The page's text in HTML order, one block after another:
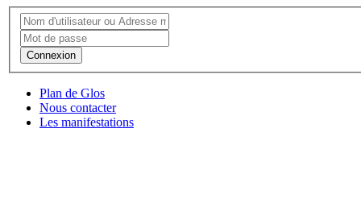
Connexion
Plan de Glos
Nous contacter
Les manifestations